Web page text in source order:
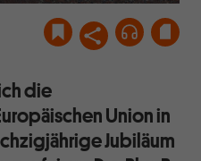
die
Union in
Jubiläum